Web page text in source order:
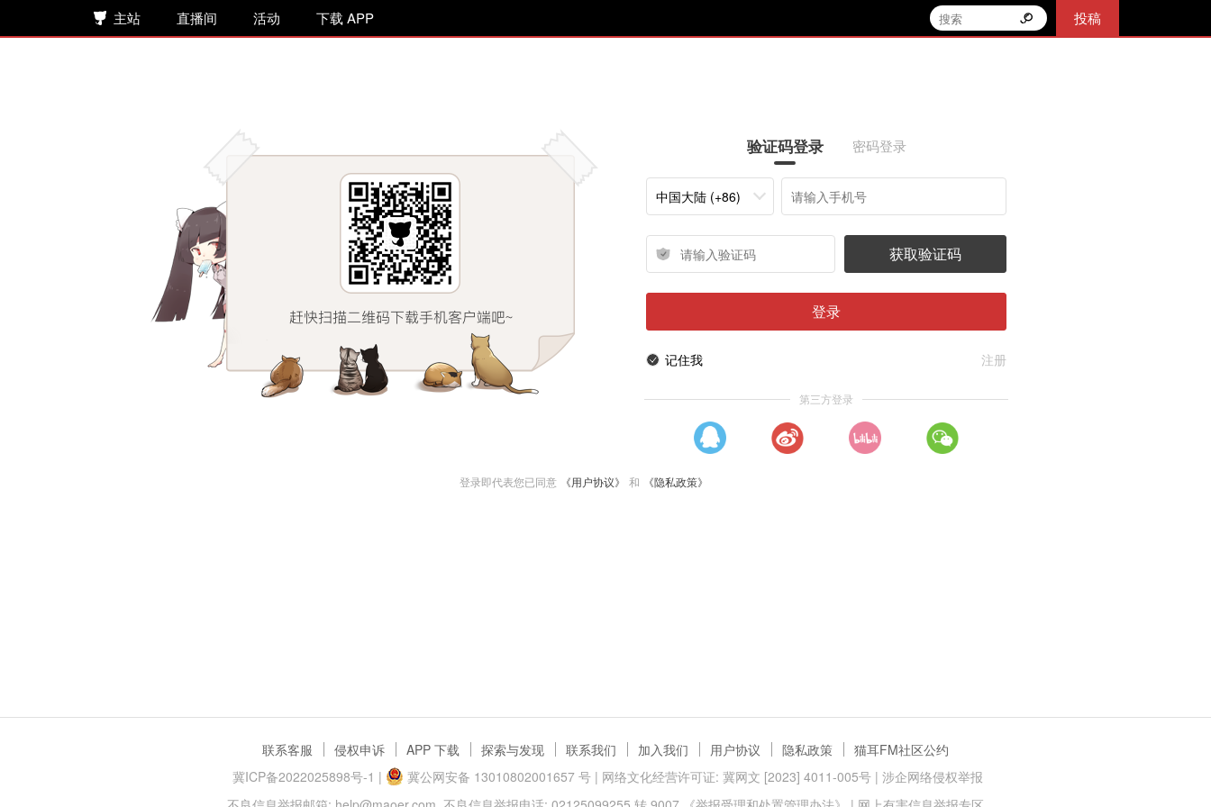
主站 直播间 活动 下载 APP 投稿
验证码登录 密码登录
中国大陆 (+86)
获取验证码
登录
记住我 注册
第三方登录
登录即代表您已同意 《用户协议》 和 《隐私政策》
联系客服 侵权申诉 APP 下载 探索与发现 联系我们 加入我们 用户协议 隐私政策
猫耳FM社区公约
冀ICP备2022025898号-1 | 冀公网安备 13010802001657 号| 网络文化经营许可证: 冀网文 [2023] 4011-005号 | 涉企网络侵权举报